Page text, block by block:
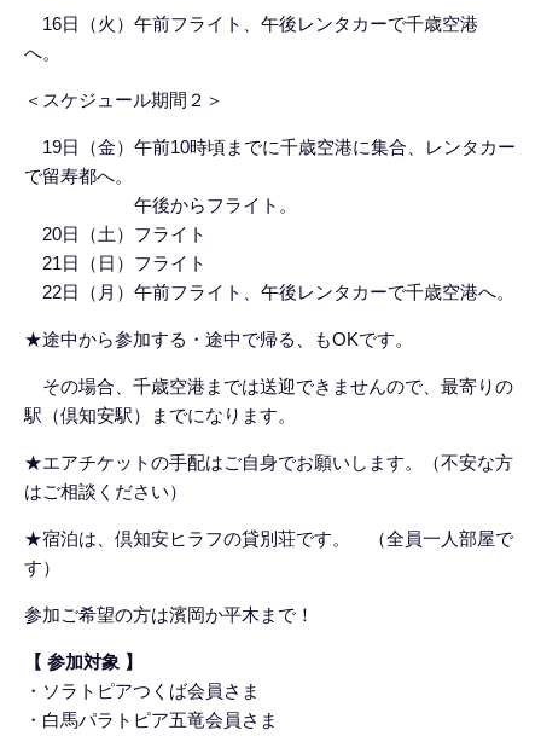
16日（火）午前フライト、午後レンタカーで千歳空港
へ。
＜スケジュール期間２＞
19日（金）午前10時頃までに千歳空港に集合、レンタカー
で留寿都へ。
午後からフライト。
20日（土）フライト
21日（日）フライト
22日（月）午前フライト、午後レンタカーで千歳空港へ。
★途中から参加する・途中で帰る、もOKです。
その場合、千歳空港までは送迎できませんので、最寄りの
駅（倶知安駅）までになります。
★エアチケットの手配はご自身でお願いします。（不安な方
はご相談ください）
★宿泊は、倶知安ヒラフの貸別荘です。
（全員一人部屋で
す）
参加ご希望の方は濱岡か平木まで！
【 参加対象 】
・ソラトピアつくば会員さま
・白馬パラトピア五竜会員さま